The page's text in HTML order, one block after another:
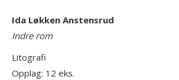
Ida Løkken Anstensrud
Indre rom
Litografi
Opplag: 12 eks.